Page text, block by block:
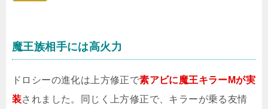
魔王族相手には高火力
ドロシーの進化は上方修正で素アビに魔王キラーMが実
装されました。同じく上方修正で、キラーが乗る友情